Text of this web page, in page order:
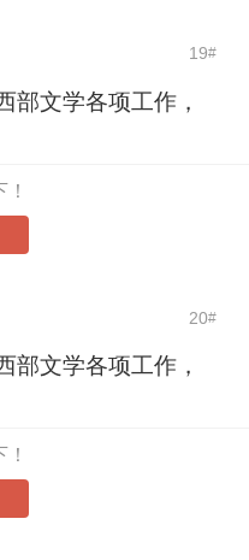
19#
部文学各项工作，
20#
部文学各项工作，